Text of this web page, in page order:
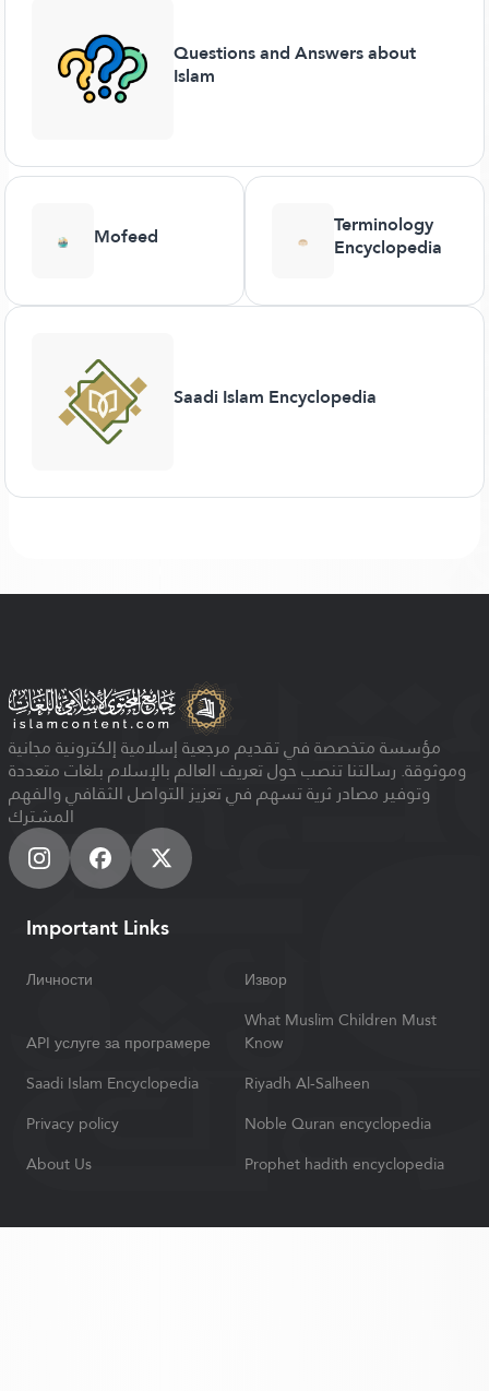
Questions and Answers about
Islam
Mofeed Terminology
Encyclopedia
Saadi Islam Encyclopedia
مؤسسة متخصصة في تقديم مرجعية إسلامية إلكترونية مجانية
وموثوقة. رسالتنا تنصب حول تعريف العالم بالإسلام بلغات متعددة
وتوفير مصادر ثرية تسهم في تعزيز التواصل الثقافي والفهم
المشترك
Important Links
Личности Извор
API услуге за програмере
What Muslim Children Must
Know
Saadi Islam Encyclopedia
Riyadh Al-Salheen
Privacy policy
Noble Quran encyclopedia
About Us
Prophet hadith encyclopedia